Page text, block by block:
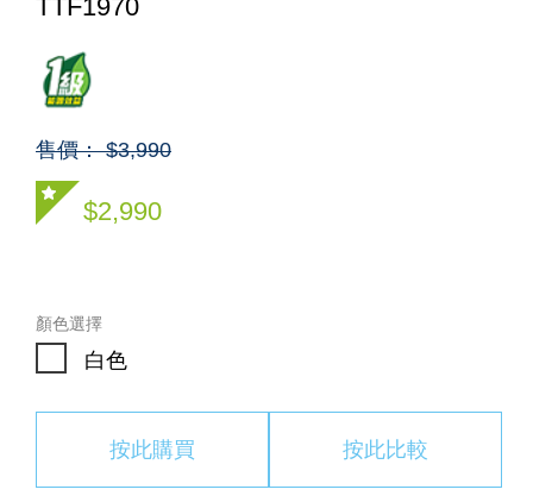
TTF1970
售價： $3,990
$2,990
顏色選擇
白色
按此購買 按此比較